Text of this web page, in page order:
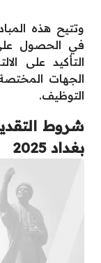
وتتيح هذه
في الحصول
التأكيد على
الجهات
التوظيف.
شروط
بغداد 2025